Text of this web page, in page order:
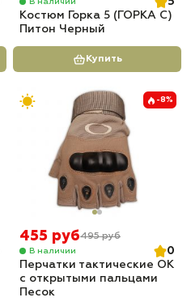
Костюм Горка 5 (ГОРКА С)
Питон Черный
Купить
-8%
455 руб495 руб
В наличии
0
Перчатки тактические OK
с открытыми пальцами
Песок